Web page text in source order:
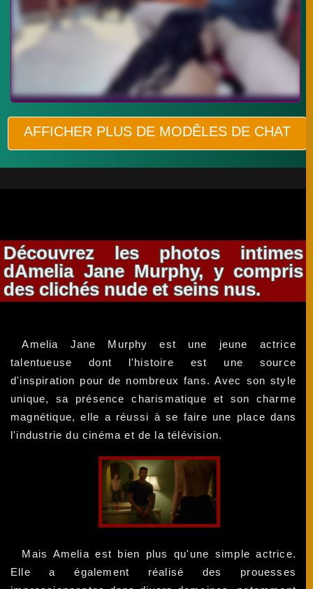
AFFICHER PLUS DE MODÊLES DE CHAT
Découvrez les photos intimes
dAmelia Jane Murphy, y compris
des clichés nude et seins nus.
Amelia Jane Murphy est une jeune actrice
talentueuse dont l'histoire est une source
d'inspiration pour de nombreux fans. Avec son style
unique, sa présence charismatique et son charme
magnétique, elle a réussi à se faire une place dans
l'industrie du cinéma et de la télévision.
Mais Amelia est bien plus qu'une simple actrice.
Elle a également réalisé des prouesses